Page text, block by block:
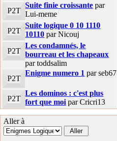
P2T
Suite finie croissante par
Lui-meme
P2T
Suite logique 0 10 1110
10110 par Nicouj
P2T
Les condamnés, le
bourreau et les chapeaux
par toddsalim
P2T
Enigme numero 1 par seb67
P2T
Les dominos : c'est plus
fort que moi par Cricri13
Aller à